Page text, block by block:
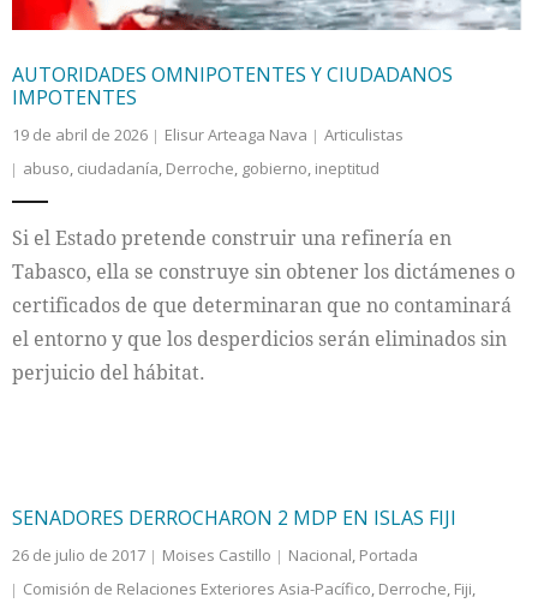
AUTORIDADES OMNIPOTENTES Y CIUDADANOS
IMPOTENTES
19 de abril de 2026 Elisur Arteaga Nava
Articulistas
abuso, ciudadanía, Derroche, gobierno, ineptitud
Si el Estado pretende construir una refinería en
Tabasco, ella se construye sin obtener los dictámenes o
certificados de que determinaran que no contaminará
el entorno y que los desperdicios serán eliminados sin
perjuicio del hábitat.
SENADORES DERROCHARON 2 MDP EN ISLAS FIJI
26 de julio de 2017 Moises Castillo Nacional, Portada
Comisión de Relaciones Exteriores Asia-Pacífico, Derroche, Fiji,